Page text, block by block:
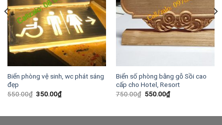
Biển phòng vệ sinh, wc phát sáng
đẹp
550.00₫ Giá
350.00₫Giá
hiện
Biển số phòng bằng gỗ Sồi cao
cấp cho Hotel, Resort
750.00₫ Giá
550.00₫Giá
hiện